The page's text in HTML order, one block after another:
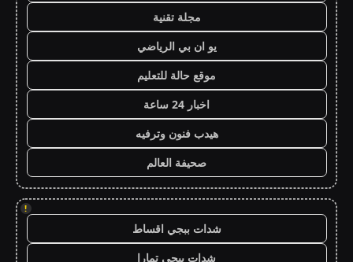
مجلة تقنية
يو ان بي الرياضي
موقع حالة للتعليم
اخبار 24 ساعة
هيدب فنون وترفيه
صحيفة العالم
!
شدات ببجي اقساط
شدات ببجي تمارا